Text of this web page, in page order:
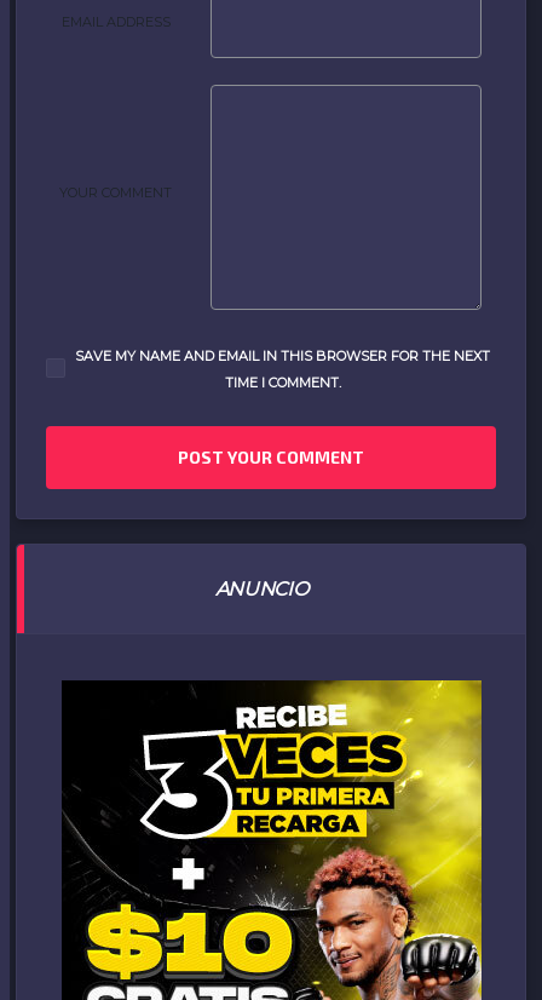
EMAIL ADDRESS
YOUR COMMENT
SAVE MY NAME AND EMAIL IN THIS BROWSER FOR THE NEXT
TIME I COMMENT.
ANUNCIO